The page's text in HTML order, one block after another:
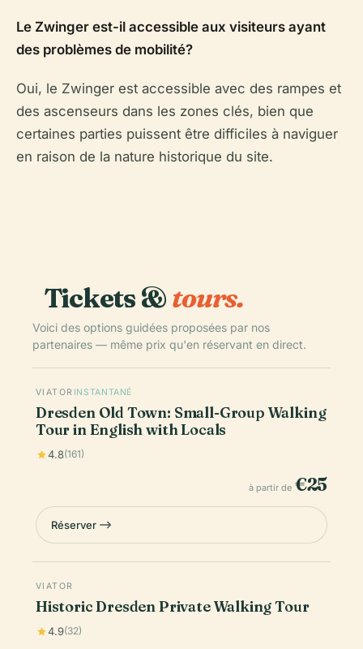
Le Zwinger est-il accessible aux visiteurs ayant
des problèmes de mobilité?
Oui, le Zwinger est accessible avec des rampes et
des ascenseurs dans les zones clés, bien que
certaines parties puissent être difficiles à naviguer
en raison de la nature historique du site.
Tickets &tours.
Voici des options guidées proposées par nos
partenaires — même prix qu'en réservant en direct.
VIATOR INSTANTANÉ
Dresden Old Town: Small-Group Walking
Tour in English with Locals
4.8(161)
à partir de €25
Réserver
VIATOR
Historic Dresden Private Walking Tour
4.9(32)